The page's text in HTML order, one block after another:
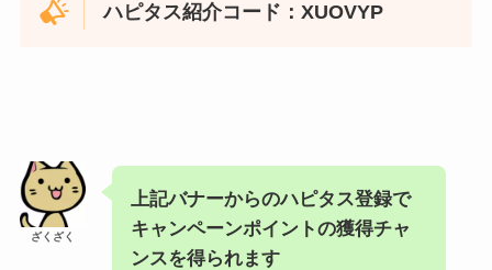
ハピタス紹介コード：XUOVYP
ざくざく
上記バナーからのハピタス登録で
キャンペーンポイントの獲得チャ
ンスを得られます